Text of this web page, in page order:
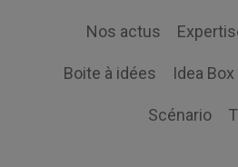
Nos actus
Boite à idées Idea Box
Scénario